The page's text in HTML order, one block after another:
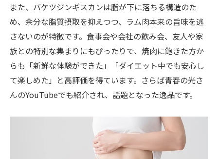
また、バケツジンギスカンは脂が下に落ちる構造のた
め、余分な脂質摂取を抑えつつ、ラム肉本来の旨味を逃
さないのが特徴です。食事会や会社の飲み会、友人や家
族との特別な集まりにもぴったりで、焼肉に飽きた方か
らも「新鮮な体験ができた」「ダイエット中でも安心し
て楽しめた」と高評価を得ています。さらば青春の光さ
んのYouTubeでも紹介され、話題となった逸品です。